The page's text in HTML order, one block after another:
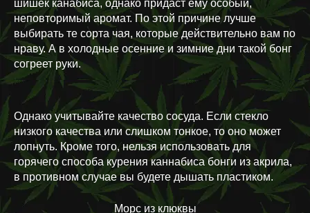
шишек канабиса, однако придаст ему особый,
неповторимый аромат. По этой причине лучше
выбирать те сорта чая, которые действительно вам по
нраву. А в холодные осенние и зимние дни такой бонг
согреет руки.
Однако учитывайте качество сосуда. Если стекло
низкого качества или слишком тонкое, то оно может
лопнуть. Кроме того, нельзя использовать для
горячего способа курения каннабиса бонги из акрила,
в противном случае вы будете дышать пластиком.
Морс из клюквы